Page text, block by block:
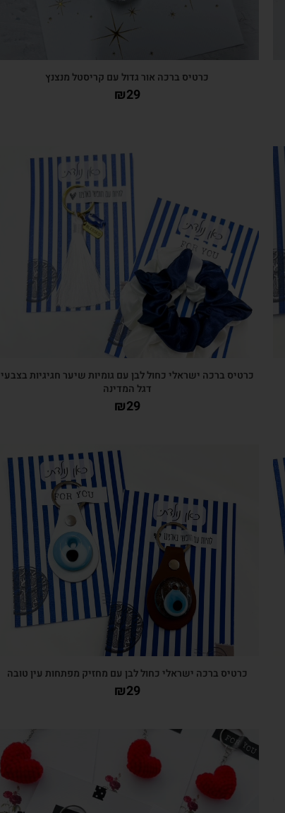
כרטיס ברכה אור גדול עם קריסטל מנצנץ
₪29
צפייה מהירה
כרטיס ברכה ישראלי כחול לבן עם גומיות שיער חגיגיות בצבעי
דגל המדינה
₪29
צפייה מהירה
כרטיס ברכה ישראלי כחול לבן עם מחזיק מפתחות עין טובה
₪29
צפייה מהירה